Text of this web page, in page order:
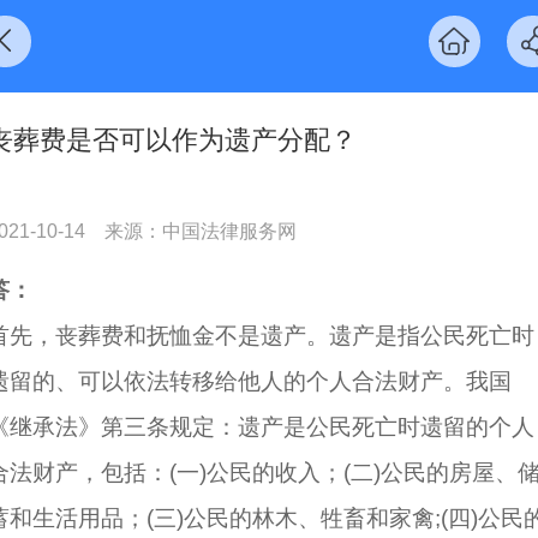
葬费是否可以作为遗产分配？
10-14 来源：中国法律服务网
：
先，丧葬费和抚恤金不是遗产。遗产是指公民死亡时
留的、可以依法转移给他人的个人合法财产。我国
继承法》第三条规定：遗产是公民死亡时遗留的个人
法财产，包括：(一)公民的收入；(二)公民的房屋、
和生活用品；(三)公民的林木、牲畜和家禽;(四)公民